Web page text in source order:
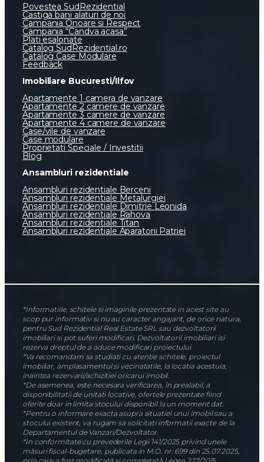
Povestea SudRezidential
Castiga bani alaturi de noi
Campania Onoare si Respect
Campania “Candva acasa”
Plati esalonate
Catalog SudRezidential.ro
Catalog Case Modulare
Feedback
Imobiliare Bucuresti/Ilfov
Apartamente 1 camera de vanzare
Apartamente 2 camere de vanzare
Apartamente 3 camere de vanzare
Apartamente 4 camere de vanzare
Case/vile de vanzare
Case modulare
Proprietati Speciale / Investitii
Blog
Ansambluri rezidentiale
Ansambluri rezidentiale Berceni
Ansambluri rezidentiale Metalurgiei
Ansambluri rezidentiale Dimitrie Leonida
Ansambluri rezidentiale Rahova
Ansambluri rezidentiale Titan
Ansambluri rezidentiale Aparatorii Patriei
*Informatiile, schitele si imaginile prezentate in acest site au
scop pur informativ si nu au caracter angajant, de orice natura,
pentru Sud Rezidential Real Estate SRL sau dezvoltatorii
imobiliari si pot suferi modificari. Dezvoltatorii imobiliari isi
rezerva dreptul de a aduce modificari proiectului
*Va recomandam sa studiati cu atentie schitele, proiectul
imobiliar, amplasamentul si vecinatatile, la locatia acestuia,
inaintea rezervarii/achizitiei oricarui imobil.
*De asemenea, este necesara verificarea, în prealabil, a
disponibilitatii de unitati locative, ofertele prezentate fiind
oferite doar in limita stocului disponibil la un moment dat.
*Pentru o informare exacta asupra situatiei unui imobil sau a
stocului existent, va rugam sa solicitati informatii exacte de la
Departamentul de Vanzari/Dezvoltator.
*In conformitate cu prevederile Legii 141/2025 privind unele
măsuri fiscal-bugetare, publicata in M.O. nr. 699 din 25.07.2025,